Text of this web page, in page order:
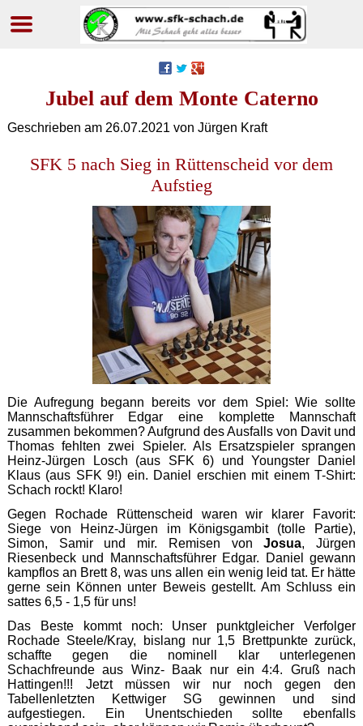
Jubel auf dem Monte Caterno
Geschrieben am 26.07.2021 von Jürgen Kraft
SFK 5 nach Sieg in Rüttenscheid vor dem
Aufstieg
Die Aufregung begann bereits vor dem Spiel: Wie sollte
Mannschaftsführer Edgar eine komplette Mannschaft
zusammen bekommen? Aufgrund des Ausfalls von Davit und
Thomas fehlten zwei Spieler. Als Ersatzspieler sprangen
Heinz-Jürgen Losch (aus SFK 6) und Youngster Daniel
Klaus (aus SFK 9!) ein. Daniel erschien mit einem T-Shirt:
Schach rockt! Klaro!
Gegen Rochade Rüttenscheid waren wir klarer Favorit:
Siege von Heinz-Jürgen im Königsgambit (tolle Partie),
Simon, Samir und mir. Remisen vonJosua, Jürgen
Riesenbeck und Mannschaftsführer Edgar. Daniel gewann
kampflos an Brett 8, was uns allen ein wenig leid tat. Er hätte
gerne sein Können unter Beweis gestellt. Am Schluss ein
sattes 6,5 - 1,5 für uns!
Das Beste kommt noch: Unser punktgleicher Verfolger
Rochade Steele/Kray, bislang nur 1,5 Brettpunkte zurück,
schaffte gegen die nominell klar unterlegenen
Schachfreunde aus Winz- Baak nur ein 4:4. Gruß nach
Hattingen!!! Jetzt müssen wir nur noch gegen den
Tabellenletzten Kettwiger SG gewinnen und sind
aufgestiegen. Ein Unentschieden sollte ebenfalls